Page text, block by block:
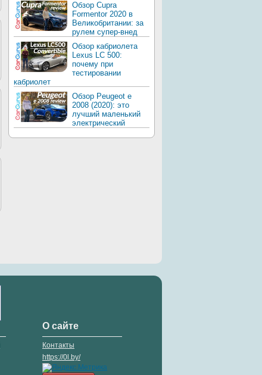
Обзор Cupra
Formentor 2020 в
Великобритании: за
рулем супер-внед
Обзор кабриолета
Lexus LC 500:
почему при
тестировании
кабриолет
Обзор Peugeot e
2008 (2020): это
лучший маленький
электрический
О сайте
Контакты
https://0l.by/